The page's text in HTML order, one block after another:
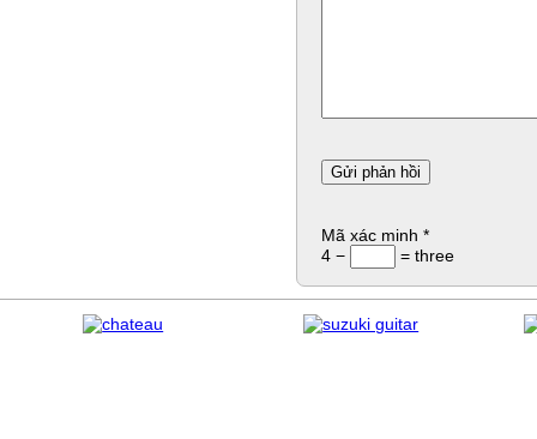
Mã xác minh *
4 −
= three